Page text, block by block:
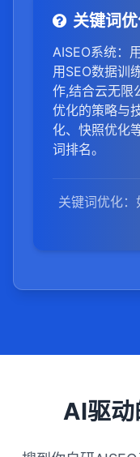
关键词
AISEO系统：
用SEO数据训
作,结合云无限
优化的策略与
化、快照优化
词排名。
关键词优化
AI驱动